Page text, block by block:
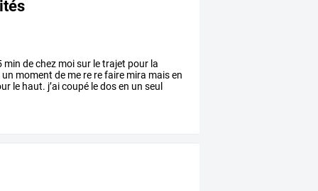
min dechez moisur letrajet pour la
un moment de me re refaire mira maisen
le haut. j’aicoupé ledosen un seul